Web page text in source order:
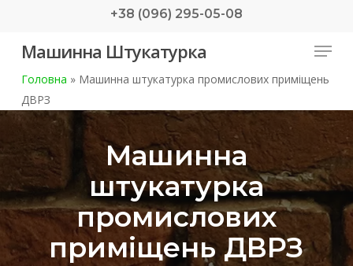
main
+38 (096) 295-05-08
Машинна Штукатурка Menu
Головна »Машинна штукатурка промислових приміщень
ДВРЗ
Машинна
штукатурка
промислових
приміщень ДВРЗ